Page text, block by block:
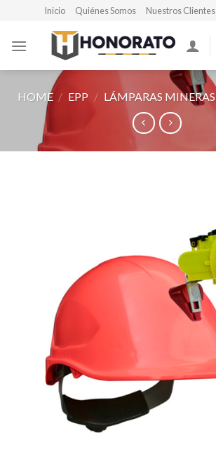
content
Inicio Quiénes Somos Nuestros Clientes
HOME / EPP / LÁMPARAS MINERAS